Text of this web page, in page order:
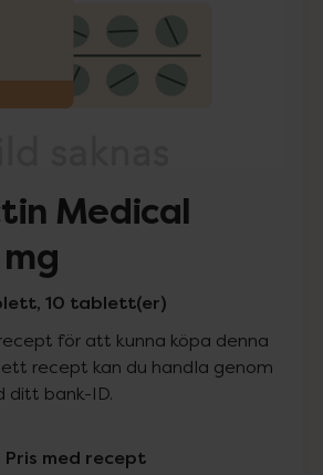
Medical
10 tablett(er)
för att kunna köpa denna
ett recept kan du handla genom
ditt bank-ID.
Pris med recept